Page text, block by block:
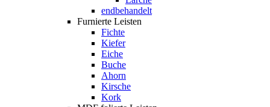
endbehandelt
Furnierte Leisten
Fichte
Kiefer
Eiche
Buche
Ahorn
Kirsche
Kork